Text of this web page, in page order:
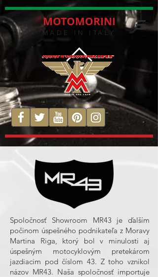
MOTOMORINI
MADE IN ITALY
Spoločnosť Showroom MR43 je ďalším
počinom úspešného podnikateľa z Moravy
Martina Riga, ktorý bol v minulosti aj
úspešným motocyklovým pretekárom
jazdiacim pod číslom 43. Z toho vznikol
názov MR43. Naša spoločnosť importuje